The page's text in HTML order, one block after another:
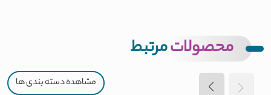
محصولاتمرتبط
مشاهده دسته بندی ها